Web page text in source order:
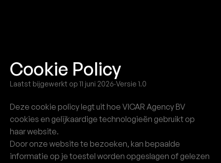
Cookie Policy
Laatst bijgewerkt op 11 juni 2026·Versie 1.0
Deze cookie policy legt uit hoe VICAR Agency BV
cookies en gelijkaardige technologieën gebruikt op
haar website.
Door onze website te bezoeken, kan bepaalde
informatie op je toestel worden opgeslagen of gelezen